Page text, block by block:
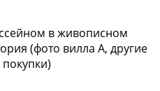
в живописном
(фото вилла А, другие